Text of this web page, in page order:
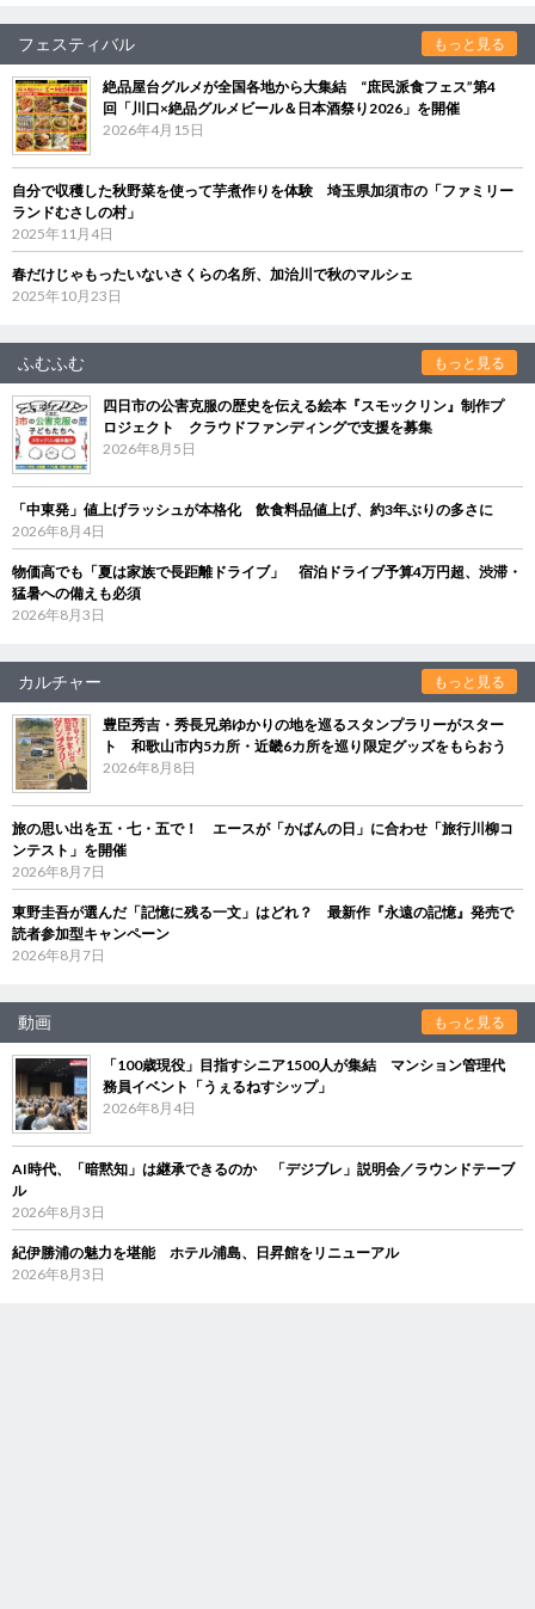
フェスティバル もっと見る
絶品屋台グルメが全国各地から大集結 “庶民派食フェス”第4
回「川口×絶品グルメビール＆日本酒祭り2026」を開催
2026年4月15日
自分で収穫した秋野菜を使って芋煮作りを体験 埼玉県加須市の「ファミリー
ランドむさしの村」
2025年11月4日
春だけじゃもったいないさくらの名所、加治川で秋のマルシェ
2025年10月23日
ふむふむ もっと見る
四日市の公害克服の歴史を伝える絵本『スモックリン』制作プ
ロジェクト クラウドファンディングで支援を募集
2026年8月5日
「中東発」値上げラッシュが本格化 飲食料品値上げ、約3年ぶりの多さに
2026年8月4日
物価高でも「夏は家族で長距離ドライブ」 宿泊ドライブ予算4万円超、渋滞・
猛暑への備えも必須
2026年8月3日
カルチャー もっと見る
豊臣秀吉・秀長兄弟ゆかりの地を巡るスタンプラリーがスター
ト 和歌山市内5カ所・近畿6カ所を巡り限定グッズをもらおう
2026年8月8日
旅の思い出を五・七・五で！ エースが「かばんの日」に合わせ「旅行川柳コ
ンテスト」を開催
2026年8月7日
東野圭吾が選んだ「記憶に残る一文」はどれ？ 最新作『永遠の記憶』発売で
読者参加型キャンペーン
2026年8月7日
動画 もっと見る
「100歳現役」目指すシニア1500人が集結 マンション管理代
務員イベント「うぇるねすシップ」
2026年8月4日
AI時代、「暗黙知」は継承できるのか 「デジブレ」説明会／ラウンドテーブ
ル
2026年8月3日
紀伊勝浦の魅力を堪能 ホテル浦島、日昇館をリニューアル
2026年8月3日